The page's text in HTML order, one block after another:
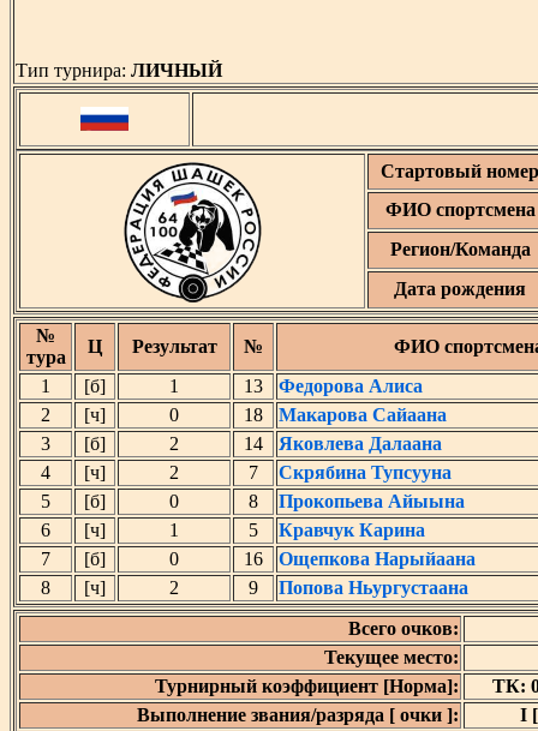
Тип турнира: ЛИЧНЫЙ
Стартовый номер
ФИО спортсмена
Регион/Команда
Дата рождения
№
тура
Ц Результат №
ФИО
1
[б] 1 13
Федорова Алиса
2
[ч] 0 18
Макарова Сайаана
3
[б] 2 14
Яковлева Далаана
4
[ч] 2 7
Скрябина Тупсууна
5
[б] 0 8
Прокопьева Айыына
6
[ч] 1 5
Кравчук Карина
7
[б] 0 16
Ощепкова Нарыйаана
8
[ч] 2 9
Попова Ньургустаана
Всего очков:
Текущее место:
Турнирный коэффициент [Норма]:
ТК:
Выполнение звания/разряда [ очки ]:
I